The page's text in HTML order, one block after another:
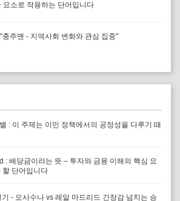
요소로 작용하는 단어입니다
"충주맨 - 지역사회 변화와 관심 집중"
: 이 주제는 이민 정책에서의 공정성을 다루기 때
: 배당금이라는 뜻 – 투자와 금융 이해의 핵심 요
할 단어입니다
기 - 오사수나 vs 레알 마드리드 긴장감 넘치는 승